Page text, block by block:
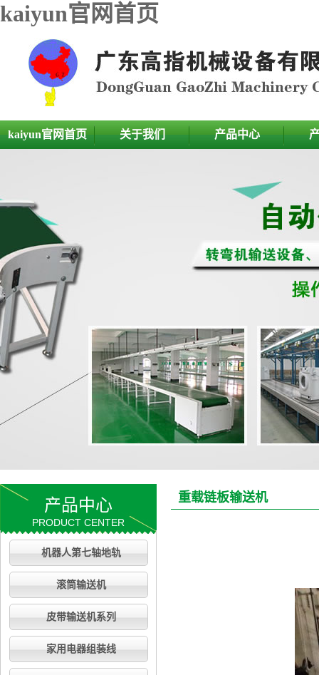
kaiyun官网首页
kaiyun官网首页 关于我们 产品中心
产品中心
PRODUCT CENTER
机器人第七轴地轨
滚筒输送机
皮带输送机系列
家用电器组装线
重载链板输送机